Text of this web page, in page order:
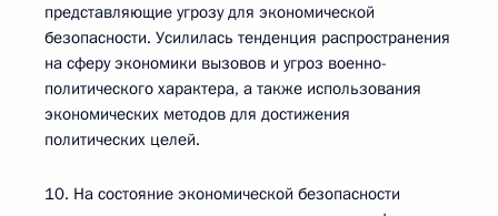
представляющие угрозу для экономической
безопасности. Усилилась тенденция распространения
на сферу экономики вызовов и угроз военно-
политического характера, а также использования
экономических методов для достижения
политических целей.
10. На состояние экономической безопасности